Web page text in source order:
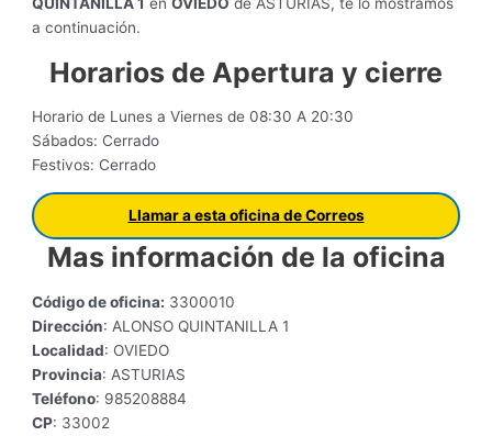
a continuación.
Horarios de Apertura y cierre
Horario de Lunes a Viernes de 08:30 A 20:30
Sábados: Cerrado
Festivos: Cerrado
Llamar a esta oficina de Correos
Mas información de la oficina
Código de oficina: 3300010
Dirección: ALONSO QUINTANILLA 1
Localidad: OVIEDO
Provincia: ASTURIAS
Teléfono: 985208884
CP: 33002